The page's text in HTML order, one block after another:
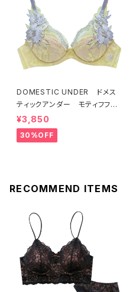
DOMESTIC UNDER ドメス
ティックアンダー モティフフル
ール ブラジャー（レモネード）
D2255 送料無料
¥3,850
30%OFF
RECOMMEND ITEMS